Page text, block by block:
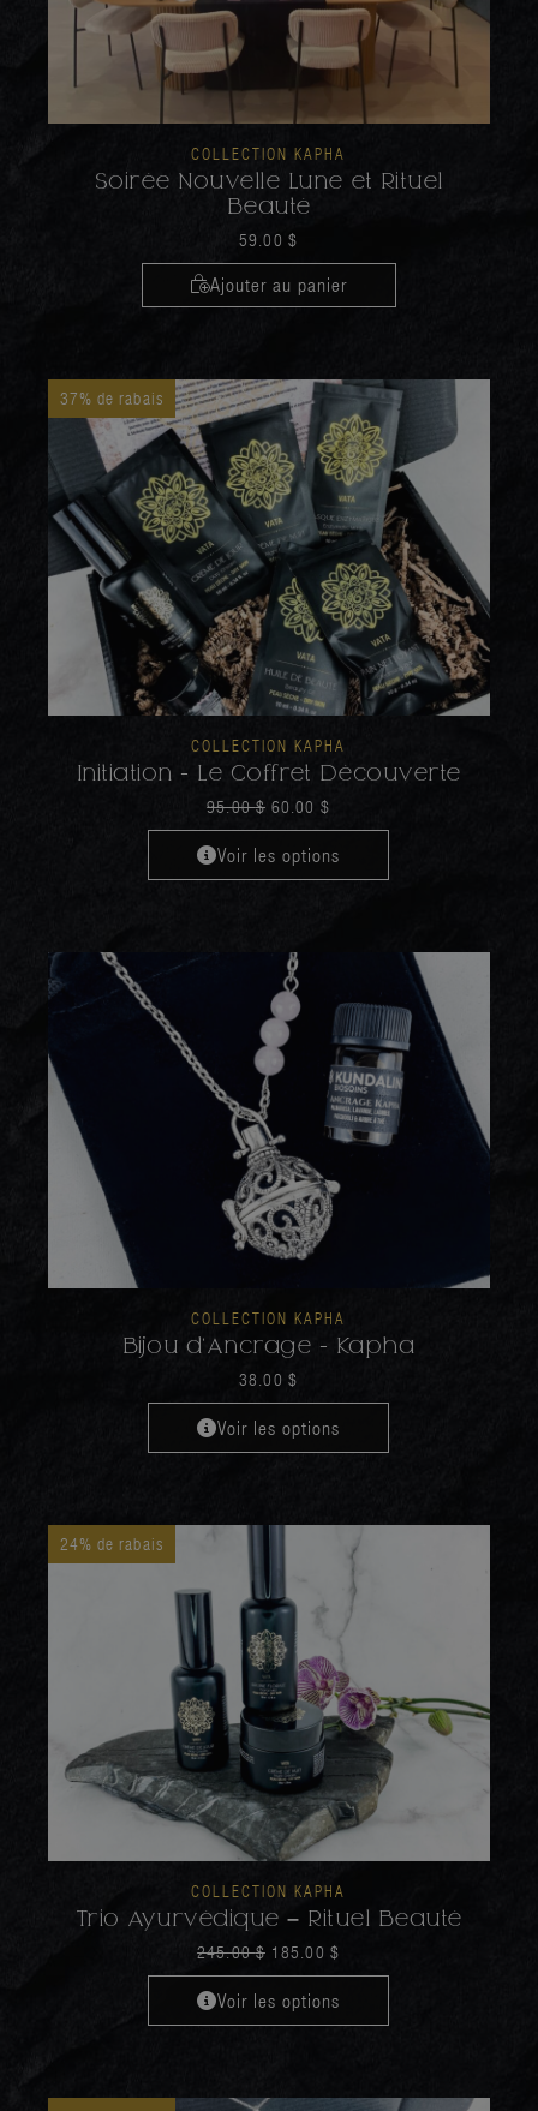
COLLECTION KAPHA
Soirée Nouvelle Lune et Rituel
Beauté
59.00 $
Ajouter au panier
37% de rabais
COLLECTION KAPHA
Initiation - Le Coffret Découverte
95.00$ 60.00 $
Voir les options
COLLECTION KAPHA
Bijou d’Ancrage - Kapha
38.00 $
Voir les options
24% de rabais
COLLECTION KAPHA
Trio Ayurvédique – Rituel Beauté
245.00$ 185.00 $
Voir les options